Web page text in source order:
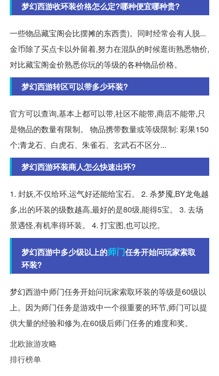
梦幻西游收环装价格怎么定?哪种便宜哪种贵?
一些物品藏宝阁会比摆摊的东西贵)。同时经常会有人脱...
金币除了买点卡以外留着,努力在混队的时候逛街熟悉物价,
对比藏宝阁金价熟悉你玩的等级的各种物品价格。
梦幻西游转区可以带多少环装?
官方可以查询,基本上都可以带,社区不能带,商店不能带,只
是物品的数量有限制。 物品携带数量或等级限制: 彩果150
个;青龙石、白虎石、朱雀石、玄武石不区分...
梦幻西游环装商人怎么快速出环?
1. 封妖,不仅给环,运气好还能给宝石。 2. 杀梦魇,BY龙龟越
多,出的环装的级数越高,最好的是80级,能得5宝。 3. 去场
景遇怪,有机率得环装。 4. 打宝图,也可以挖。
梦幻西游中多少级以上的师门任务开始问玩家索取
环装?
梦幻西游中师门任务开始问玩家索取环装的等级是60级以
上。因为师门任务是游戏中一个很重要的环节,师门可以提
供大量的经验和修为,在60级后师门任务的难度和奖。
北欧旅游攻略
排行榜单